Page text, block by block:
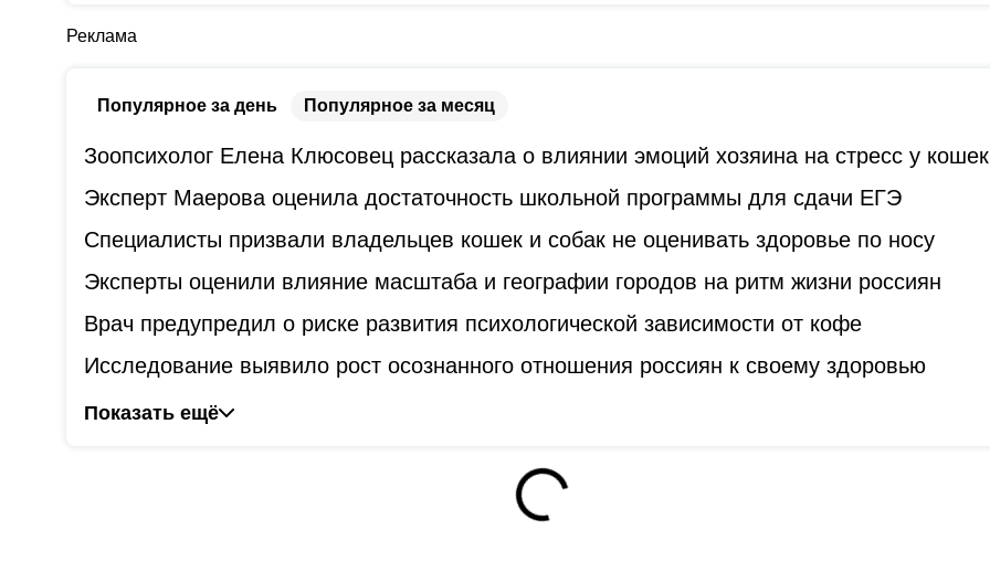
Реклама
Популярное за день Популярное за месяц
Зоопсихолог Елена Клюсовец рассказала о влиянии эмоций хозяина на стресс у кошек
Эксперт Маерова оценила достаточность школьной программы для сдачи ЕГЭ
Специалисты призвали владельцев кошек и собак не оценивать здоровье по носу
Эксперты оценили влияние масштаба и географии городов на ритм жизни россиян
Врач предупредил о риске развития психологической зависимости от кофе
Исследование выявило рост осознанного отношения россиян к своему здоровью
Показать ещё